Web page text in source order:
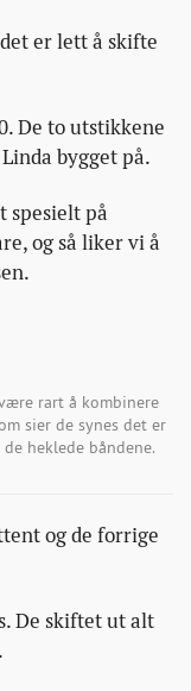
er lett å skifte
De to utstikkene
bygget på.
spesielt på
og så liker vi å
rart å kombinere
sier de synes det er
heklede båndene.
og de forrige
De skiftet ut alt